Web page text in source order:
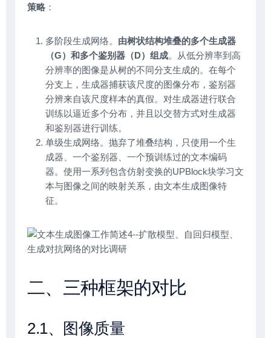
策略 ：
多阶段生成网络。 由树状结构堆叠的多个生成器
（G）和多个鉴别器（D）组成。从低分辨率到高
分辨率的图像是从树的不同分支生成的。在每个
分支上，生成器捕获该尺度的图像分布，鉴别器
分辨来自该尺度样本的真假。对生成器进行联合
训练以逼近多个分布，并且以交替方式对生成器
和鉴别器进行训练。
单级生成网络。抛弃了堆叠结构，只使用一个生
成器、一个鉴别器、一个预训练过的文本编码
器。使用一系列包含仿射变换的UPBlock块学习文
本与图像之间的映射关系，由文本生成图像特
征。
二、三种框架的对比
2.1、图像质量